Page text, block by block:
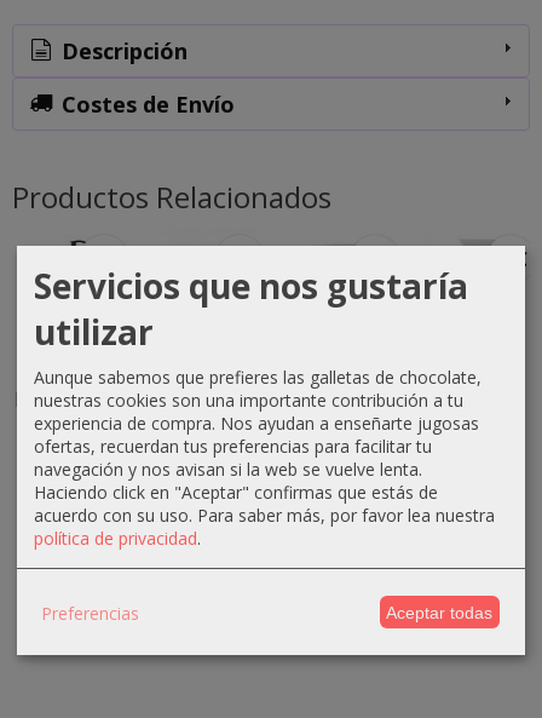
Descripción
Costes de Envío
Productos Relacionados
Leche
limpiadora
cutis
mixtos y...
11,30 €
13,30 €
Hidratante
cutis
delicados
200ml...
22,36 €
25,36 €
Crema
anticelulitica
reductora
500ml...
29,30 €
31,30 €
-3 €
Crema
exfoliante
de pies
8,32 €
Servicios que nos gustaría
utilizar
Aunque sabemos que prefieres las galletas de chocolate,
nuestras cookies son una importante contribución a tu
experiencia de compra. Nos ayudan a enseñarte jugosas
ofertas, recuerdan tus preferencias para facilitar tu
navegación y nos avisan si la web se vuelve lenta.
Haciendo click en "Aceptar" confirmas que estás de
acuerdo con su uso. Para saber más, por favor lea nuestra
política de privacidad.
Preferencias Aceptar todas